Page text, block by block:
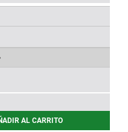
AL CARRITO